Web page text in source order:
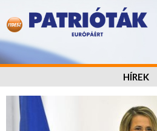
HÍREK